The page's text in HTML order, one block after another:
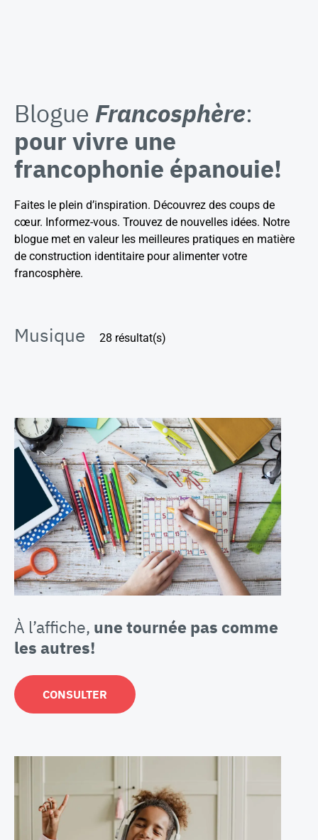
Blogue Francosphère:
pour vivre une
francophonie épanouie!
Faites le plein d’inspiration. Découvrez des coups de
cœur. Informez-vous. Trouvez de nouvelles idées. Notre
blogue met en valeur les meilleures pratiques en matière
de construction identitaire pour alimenter votre
francosphère.
Musique 28 résultat(s)
À l’affiche, une tournée pas comme
les autres!
CONSULTER